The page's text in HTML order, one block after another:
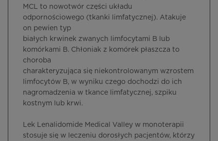
MCL to nowotwór części układu
odpornościowego (tkanki limfatycznej). Atakuje
on pewien typ
białych krwinek zwanych limfocytami B lub
komórkami B. Chłoniak z komórek płaszcza to
choroba
charakteryzująca się niekontrolowanym wzrostem
limfocytów B, w wyniku czego dochodzi do ich
nagromadzenia w tkance limfatycznej, szpiku
kostnym lub krwi.
Lek Lenalidomide Medical Valley w monoterapii
stosuje się w leczeniu dorosłych pacjentów, którzy